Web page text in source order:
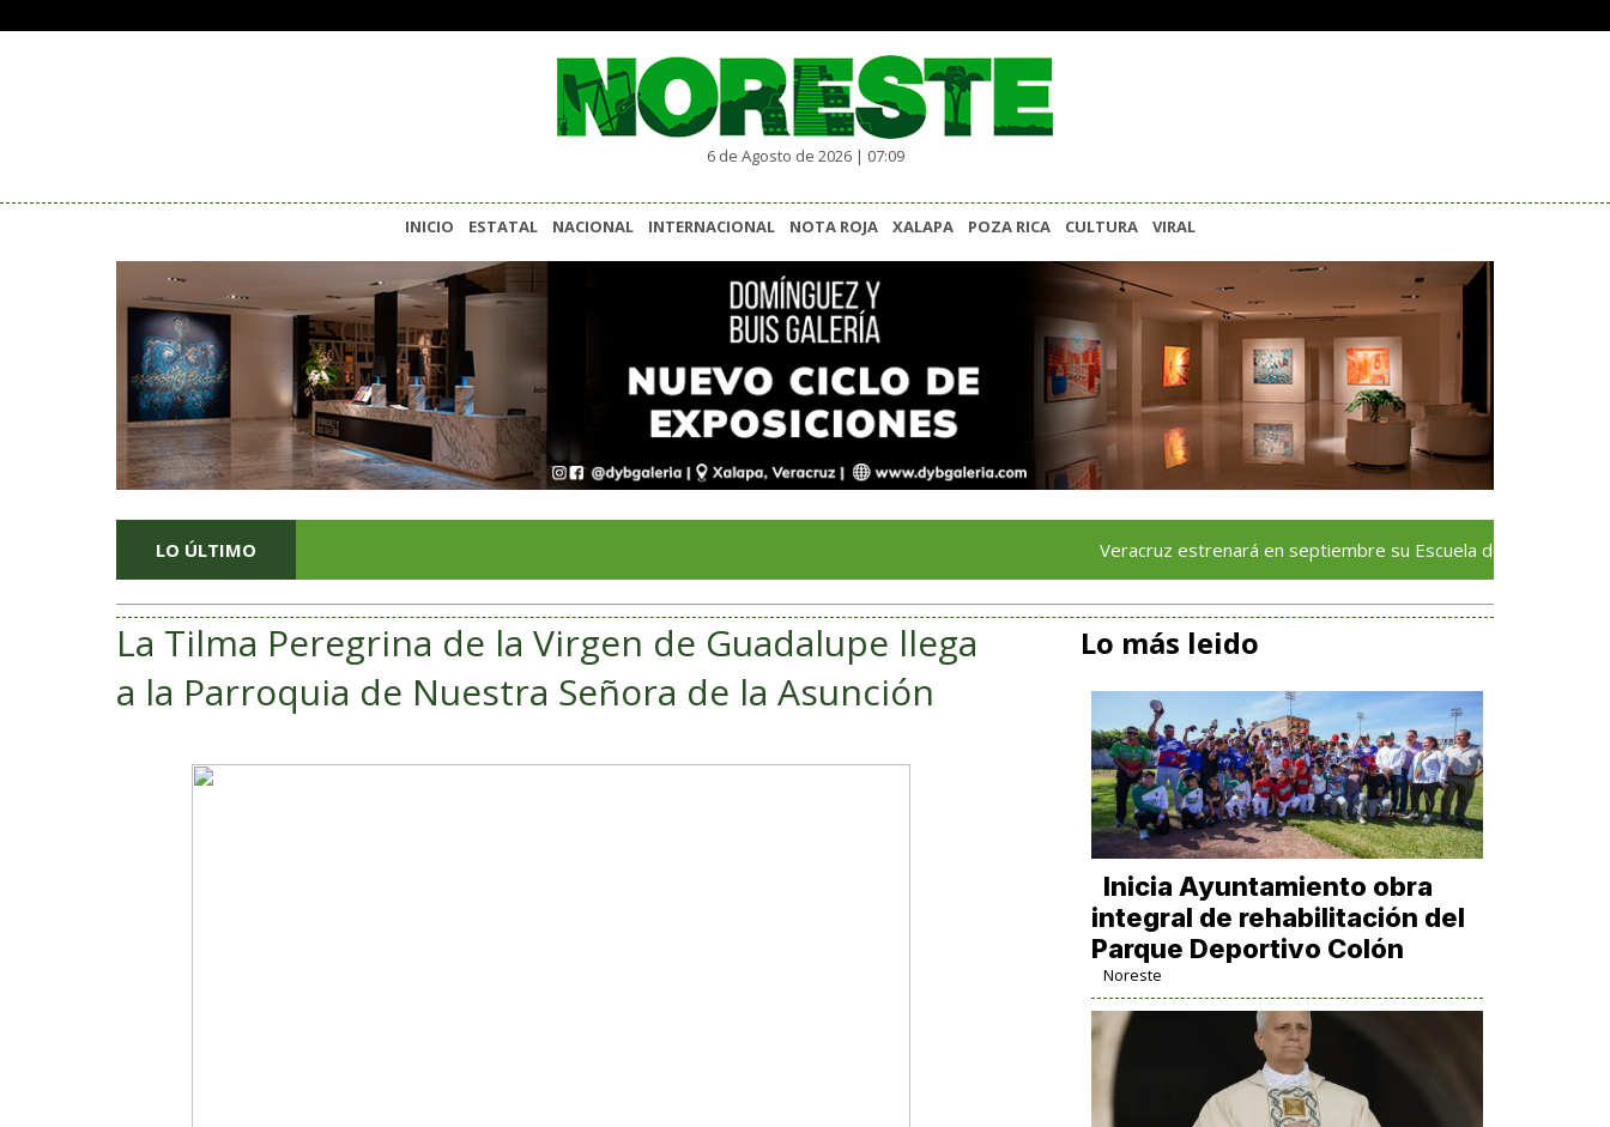
6 de Agosto de 2026 | 07:09
INICIO ESTATAL NACIONAL INTERNACIONAL NOTA ROJA XALAPA POZA RICA CULTURA VIRAL
LO ÚLTIMO Veracruz estrenará en septiembre su Escuela de Servicios Turísticos:
La Tilma Peregrina de la Virgen de Guadalupe llega
a la Parroquia de Nuestra Señora de la Asunción
Lo más leido
Inicia Ayuntamiento obra
integral de rehabilitación del
Parque Deportivo Colón
Noreste